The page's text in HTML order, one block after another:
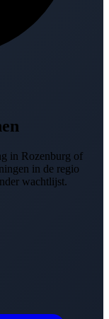
in Rozenburg of
in de regio
wachtlijst.